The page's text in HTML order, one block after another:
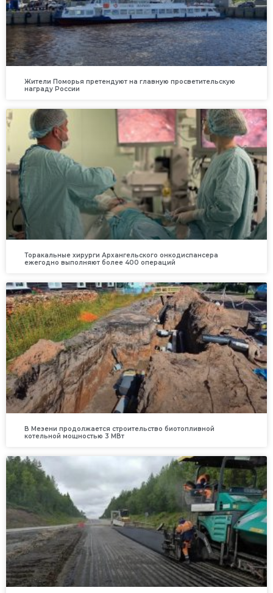
Жители Поморья претендуют на главную просветительскую
награду России
Торакальные хирурги Архангельского онкодиспансера
ежегодно выполняют более 400 операций
В Мезени продолжается строительство биотопливной
котельной мощностью 3 МВт